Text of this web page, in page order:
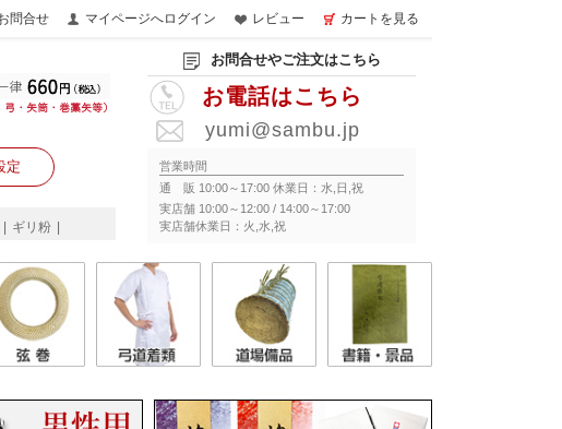
問合せ マイページへログイン レビュー カートを見る
定
ギリ粉
お問合せやご注文はこちら
お電話はこちら
yumi@sambu.jp
営業時間
通 販 10:00～17:00 休業日：水,日,祝
実店舗 10:00～12:00 / 14:00～17:00
実店舗休業日：火,水,祝